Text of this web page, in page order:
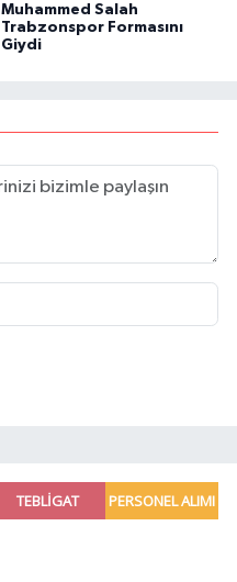
Muhammed Salah
Trabzonspor Formasını
Giydi